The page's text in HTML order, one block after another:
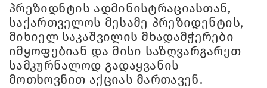
პრეზიდნტის ადმინისტრაციასთან,
საქართველოს მესამე პრეზიდენტის,
მიხიელ საკაშვილის მხადამჭერები
იმყოფებიან და მისი საზღვარგარეთ
სამკურნალოდ გადაყვანის
მოთხოვნით აქციას მართავენ.